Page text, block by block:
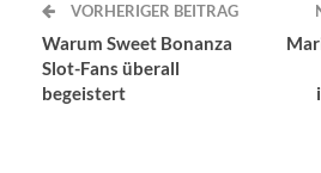
VORHERIGER BEITRAG
Warum Sweet Bonanza
Slot-Fans überall
begeistert